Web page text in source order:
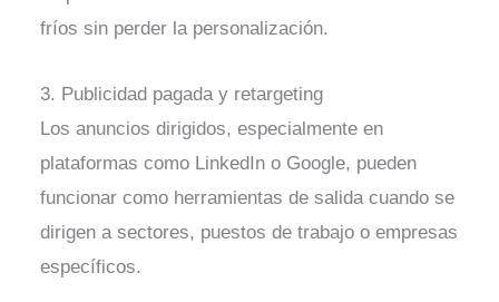
fríos sin perder la personalización.
3. Publicidad pagada y retargeting
Los anuncios dirigidos, especialmente en
plataformas como LinkedIn o Google, pueden
funcionar como herramientas de salida cuando se
dirigen a sectores, puestos de trabajo o empresas
específicos.